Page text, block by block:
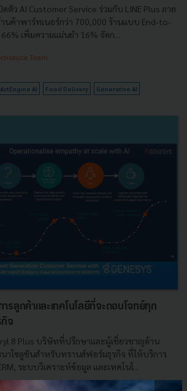
ดตัว AI Customer Service ร่วมกับ LINE Plus ภาย
านค้าพาร์ทเนอร์กว่า 700,000 ร้านแบบ End-to-
เพิ่มความแม่นยำ 16% จัดก...
Team
ActEngine AI Food Delivery Generative AI
รลูกค้าและเทคโนโลยีที่จะตอบโจทย์ทุก
กิจ
8 Plus บริษัทที่ปรึกษาและผู้เชี่ยวชาญด้าน
าโซลูชันสำหรับทรานส์ฟอร์มธุรกิจ ที่ให้บริการ
ระบบวิเคราะห์ข้อมูล และเทคโนโ...